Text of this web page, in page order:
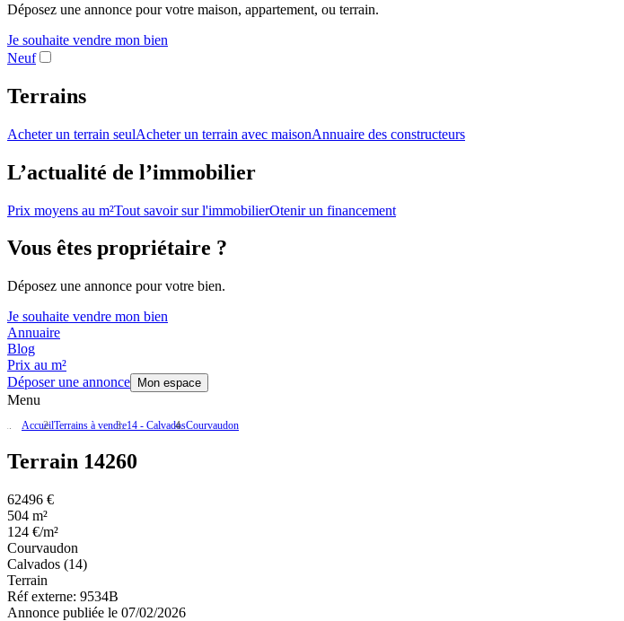
Déposez une annonce pour votre maison, appartement, ou terrain.
Je souhaite vendre mon bien
Neuf
Terrains
Acheter un terrain seulAcheter un terrain avec maisonAnnuaire des constructeurs
L’actualité de l’immobilier
Prix moyens au m²Tout savoir sur l'immobilierOtenir un financement
Vous êtes propriétaire ?
Déposez une annonce pour votre bien.
Je souhaite vendre mon bien
Annuaire
Blog
Prix au m²
Déposer une annonce
Mon espace
Menu
AccueilTerrains à vendre14 - CalvadosCourvaudon
Terrain 14260
62496 €
504 m²
124 €/m²
Courvaudon
Calvados (14)
Terrain
Réf externe: 9534B
Annonce publiée le 07/02/2026